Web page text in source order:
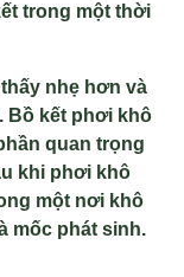
trong một thời
nhẹ hơn và
Bồ kết phơi khô
quan trọng
khi phơi khô
một nơi khô
mốc phát sinh.